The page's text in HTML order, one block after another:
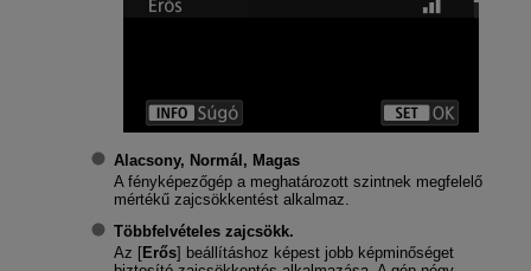
Alacsony, Normál, Magas
A fényképezőgép a meghatározott szintnek megfelelő
mértékű zajcsökkentést alkalmaz.
Többfelvételes zajcsökk.
Az [Erős] beállításhoz képest jobb képminőséget